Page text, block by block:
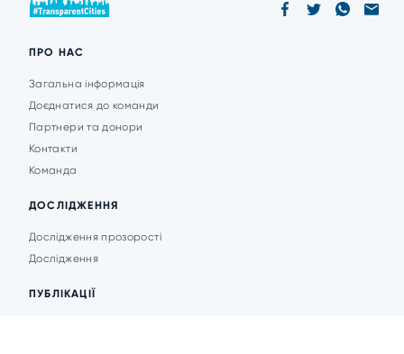
ПРО НАС
Загальна інформація
Доєднатися до команди
Партнери та донори
Контакти
Команда
ДОСЛІДЖЕННЯ
Дослідження прозорості
Дослідження
ПУБЛІКАЦІЇ